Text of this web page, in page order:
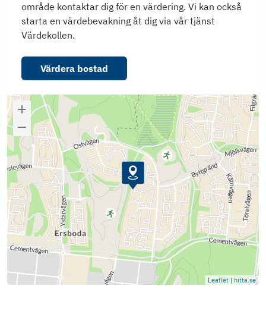
område kontaktar dig för en värdering. Vi kan också
starta en värdebevakning åt dig via vår tjänst
Värdekollen.
Värdera bostad
Leaflet | hitta.se